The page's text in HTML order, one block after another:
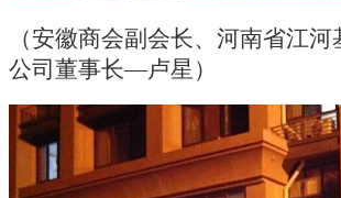
（安徽商会副会长、河南省江
公司董事长—卢星）